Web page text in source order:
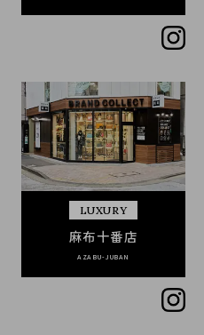
LUXURY
麻布十番店
AZABU-JUBAN